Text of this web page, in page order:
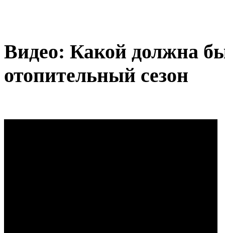
Видео: Какой должна
отопительный сезон